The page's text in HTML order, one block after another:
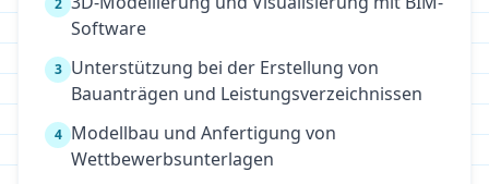
2
Software
3 Unterstützung bei der Erstellung von
Bauanträgen und Leistungsverzeichnissen
4 Modellbau und Anfertigung von
Wettbewerbsunterlagen